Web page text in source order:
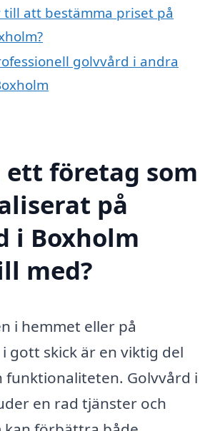
till att bestämma priset på
golvvård i andra
ett företag som
på
i Boxholm
med?
i hemmet eller på
gott skick är en viktig del
funktionaliteten. Golvvård i
en rad tjänster och